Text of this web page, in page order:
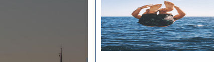
Application Bloc Marine
Règlementation
BATEAUX